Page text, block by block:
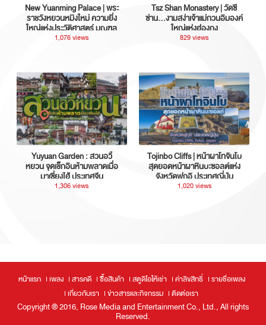
New Yuanming Palace | พระ
ราชวังหยวนหมิงใหม่ ความยิ่ง
ใหญ่แห่งประวัติศาสตร์ มณฑล
กวางตุ้ง ประเทศจีน
1,076 views
Tsz Shan Monastery | วัดซี
ซ่าน…งามสง่าเจ้าแม่กวนอิมองค์
ใหญ่แห่งฮ่องกง
829 views
Yuyuan Garden : สวนอวี้
หยวน จุดเช็กอินห้ามพลาดเมื่อ
มาเซี่ยงไฮ้ ประเทศจีน
1,306 views
Tojinbo Cliffs | หน้าผาโทจินโบ
สุดยอดหน้าผาหินบะซอลต์แห่ง
จังหวัดฟุกุอิ ประเทศญี่ปุ่น
1,020 views
หน้าแรก เพลง สารคดี ซื้อสินค้า สตูดิโอให้เช่า ค่าลิขสิทธิ์
รายชื่อเพลง
เกี่ยวกับเรา
ข่าวสารและกิจกรรม ติดต่อเรา
Copyright ® 2016, Rose Media and Entertainment Co., Ltd., All rights
Reserved.